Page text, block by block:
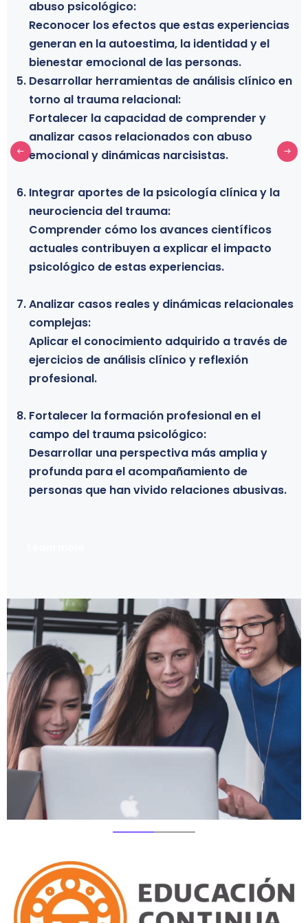
abuso psicológico:
Reconocer los efectos que estas experiencias
generan en la autoestima, la identidad y el
bienestar emocional de las personas.
Desarrollar herramientas de análisis clínico en
torno al trauma relacional:
Fortalecer la capacidad de comprender y
analizar casos relacionados con abuso
emocional y dinámicas narcisistas.
Integrar aportes de la psicología clínica y la
neurociencia del trauma:
Comprender cómo los avances científicos
actuales contribuyen a explicar el impacto
psicológico de estas experiencias.
Analizar casos reales y dinámicas relacionales
complejas:
Aplicar el conocimiento adquirido a través de
ejercicios de análisis clínico y reflexión
profesional.
Fortalecer la formación profesional en el
campo del trauma psicológico:
Desarrollar una perspectiva más amplia y
profunda para el acompañamiento de
personas que han vivido relaciones abusivas.
familias, comunidades o instituciones y que
desean comprender mejor las dinámicas
relacionales que pueden generar daño
psicológico.
Estudiantes y profesionales en formación:
Estudiantes de psicología, trabajo social
psiquiatría y disciplinas afines interesados en
especializarse en el estudio del narcisismo
patológico, el trauma psicológico y las
Personas interesadas en comprender las
dinámicas del abuso emocional:
Personas que desean adquirir conocimiento
sobre estas dinámicas con el objetivo de
fortalecer su desarrollo personal y emocional.
Este diplomado constituye un espacio de
formación que permite analizar en profundidad
las raíces psicológicas del abuso emocional y
el desarrollo humano y en las relaciones
interpersonales.
Learn more